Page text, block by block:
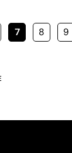
Page
7 Page
8 9